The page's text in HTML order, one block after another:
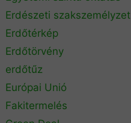
Erdészeti szakszemélyzet
Erdőtérkép
Erdőtörvény
erdőtűz
Európai Unió
Fakitermelés